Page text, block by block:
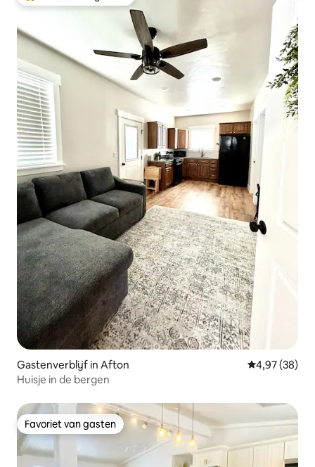
Gastenverblijf in Afton Gemiddelde
4,97 (38)
Huisje in de bergen
Favoriet van gasten
Favoriet van gasten